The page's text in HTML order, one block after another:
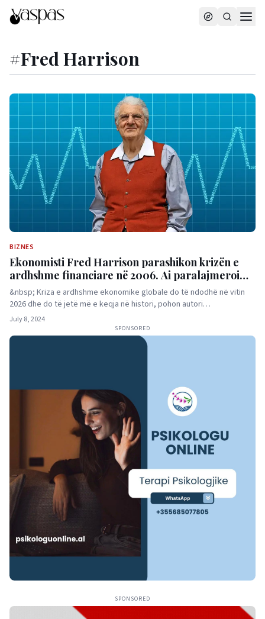
#Fred Harrison
BIZNES
Ekonomisti Fred Harrison parashikon krizën e
ardhshme financiare në 2006. Ai paralajmeroi
edhe krizen e vitit 2008
&nbsp; Kriza e ardhshme ekonomike globale do të ndodhë në vitin
2026 dhe do të jetë më e keqja në histori, pohon autori…
July 8, 2024
SPONSORED
SPONSORED